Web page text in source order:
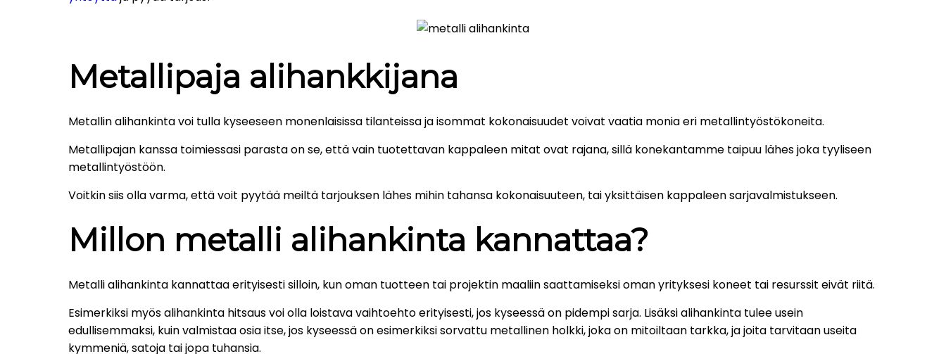
Metallipaja alihankkijana
Metallin alihankinta voi tulla kyseeseen monenlaisissa tilanteissa ja isommat kokonaisuudet voivat vaatia monia eri metallintyöstökoneita.
Metallipajan kanssa toimiessasi parasta on se, että vain tuotettavan kappaleen mitat ovat rajana, sillä konekantamme taipuu lähes joka tyyliseen
metallintyöstöön.
Voitkin siis olla varma, että voit pyytää meiltä tarjouksen lähes mihin tahansa kokonaisuuteen, tai yksittäisen kappaleen sarjavalmistukseen.
Millon metalli alihankinta kannattaa?
Metalli alihankinta kannattaa erityisesti silloin, kun oman tuotteen tai projektin maaliin saattamiseksi oman yrityksesi koneet tai resurssit eivät riitä.
Esimerkiksi myös alihankinta hitsaus voi olla loistava vaihtoehto erityisesti, jos kyseessä on pidempi sarja. Lisäksi alihankinta tulee usein
edullisemmaksi, kuin valmistaa osia itse, jos kyseessä on esimerkiksi sorvattu metallinen holkki, joka on mitoiltaan tarkka, ja joita tarvitaan useita
kymmeniä, satoja tai jopa tuhansia.